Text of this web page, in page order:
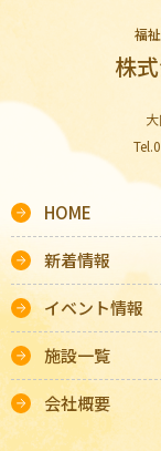
福
株
HOME
新着情報
イベント情報
施設一覧
会社概要